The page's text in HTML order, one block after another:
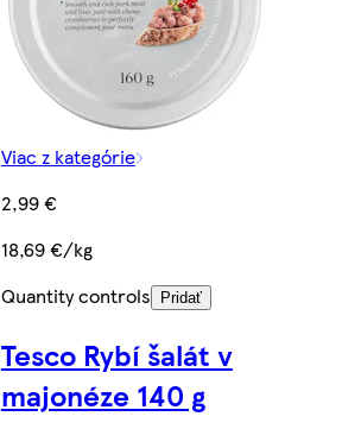
Viac z kategórie
2,99 €
18,69 €/kg
Quantity controls
Pridať
Tesco Rybí šalát v
majonéze 140 g